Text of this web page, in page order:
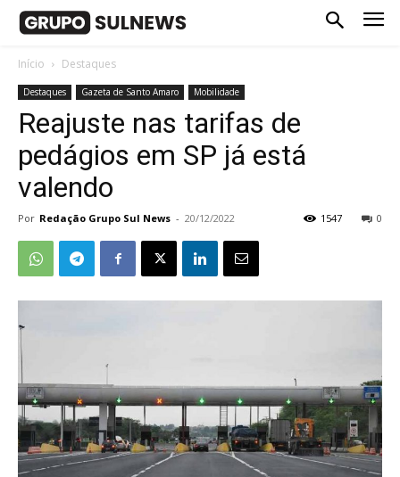
Início Destaques
Destaques Gazeta de Santo Amaro Mobilidade
Reajuste nas tarifas de
pedágios em SP já está
valendo
Por Redação Grupo Sul News - 20/12/2022 0
1547